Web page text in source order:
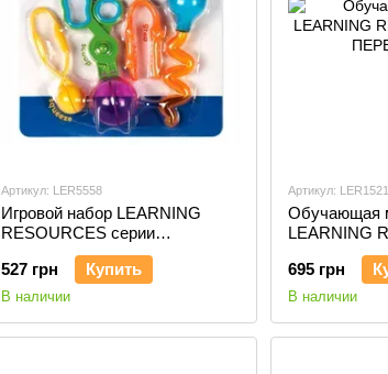
Артикул: LER5558
Игровой набор LEARNING
RESOURCES серии
"Маленькие ручки" - ВЕСЕЛЫЕ
ИНСТРУМЕНТЫ
527 грн Купить
В наличии
Артикул: LER1521
Обучающая
LEARNING
МОИ
695 грн
В наличии